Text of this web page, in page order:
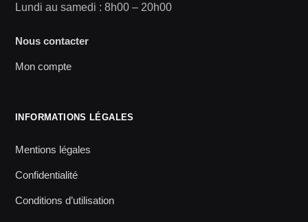
Lundi au samedi : 8h00 – 20h00
Nous contacter
Mon compte
INFORMATIONS LÉGALES
Mentions légales
Confidentialité
Conditions d’utilisation